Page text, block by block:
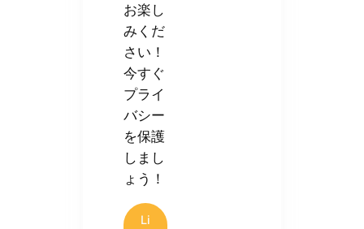
お楽し
みくだ
さい！
今すぐ
プライ
バシー
を保護
しまし
ょう！
Li